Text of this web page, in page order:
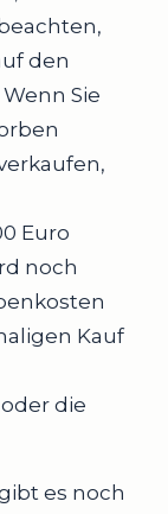
den
Sie
Euro
noch
Kauf
die
es noch